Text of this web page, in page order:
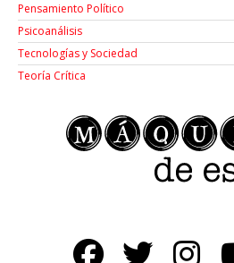
Pensamiento Político
Psicoanálisis
Tecnologías y Sociedad
Teoría Crítica